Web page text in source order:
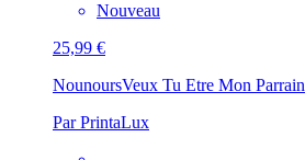
Nouveau
25,99 €
NounoursVeux Tu Etre Mon Parrain
Par PrintaLux